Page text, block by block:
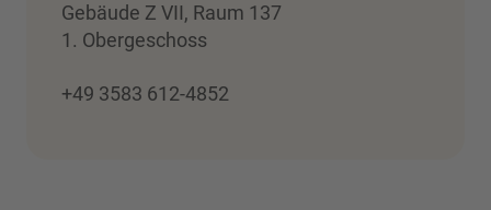
Gebäude Z VII, Raum 137
1. Obergeschoss
+49 3583 612-4852